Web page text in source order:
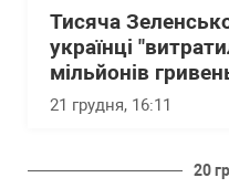
Тисяча
українці
мільйонів
21 грудня, 16:11
20